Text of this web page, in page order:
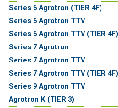
Series 6 Agrotron (TIER 4F)
Series 6 Agrotron TTV
Series 6 Agrotron TTV (TIER 4F)
Series 7 Agrotron
Series 7 Agrotron TTV
Series 7 Agrotron TTV (TIER 4F)
Series 9 Agrotron TTV
Agrotron K (TIER 3)